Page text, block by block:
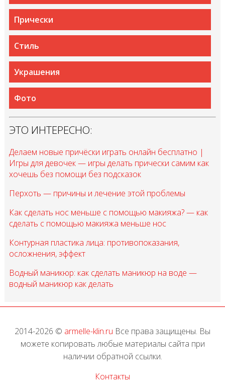
Прически
Стиль
Украшения
Фото
ЭТО ИНТЕРЕСНО:
Делаем новые причёски играть онлайн бесплатно |
Игры для девочек — игры делать прически самим как
хочешь без помощи без подсказок
Перхоть — причины и лечение этой проблемы
Как сделать нос меньше с помощью макияжа? — как
сделать с помощью макияжа меньше нос
Контурная пластика лица: противопоказания,
осложнения, эффект
Водный маникюр: как сделать маникюр на воде —
водный маникюр как делать
2014-2026 © armelle-klin.ru Все права защищены. Вы
можете копировать любые материалы сайта при
наличии обратной ссылки.
Контакты